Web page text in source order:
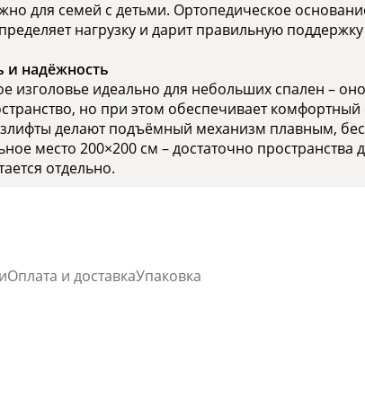
для семей с детьми. Ортопедическое
нагрузку и дарит правильную поддержку
и надёжность
изголовье идеально для небольших спален –
но при этом обеспечивает комфортный
делают подъёмный механизм плавным,
место 200×200 см – достаточно пространства
отдельно.
Оплата и доставкаУпаковка